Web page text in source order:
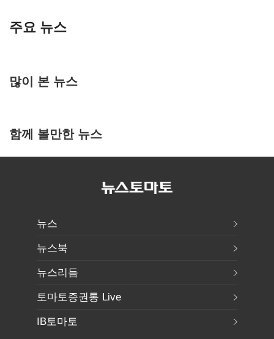
주요 뉴스
많이 본 뉴스
함께 볼만한 뉴스
뉴스
뉴스북
뉴스리듬
토마토증권통 Live
IB토마토